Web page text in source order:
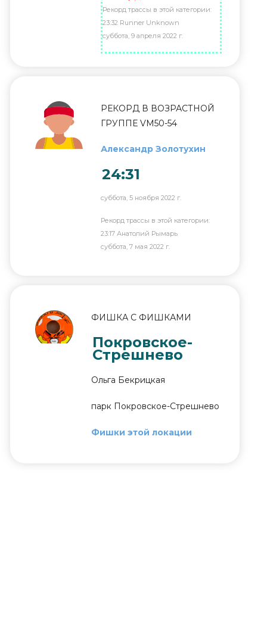
Рекорд трассы в этой категории:
23:32 Runner Unknown
суббота, 9 апреля 2022 г.
РЕКОРД В ВОЗРАСТНОЙ
ГРУППЕ VM50-54
Александр Золотухин
24:31
суббота, 5 ноября 2022 г.
Рекорд трассы в этой категории:
23:17 Анатолий Рымарь
суббота, 7 мая 2022 г.
ФИШКА С ФИШКАМИ
Покровское-
Стрешнево
Ольга Бекрицкая
парк Покровское-Стрешнево
Фишки этой локации